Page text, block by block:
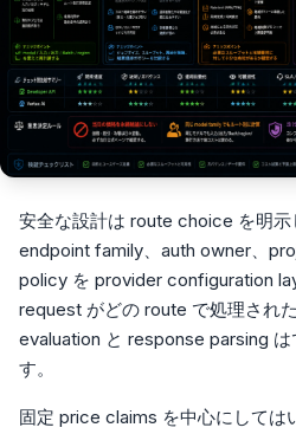
安全な設計は route choice を明示
endpoint family、auth owner、
policy を provider configuration
request がどの route で処理され
evaluation と response parsing は
す。
固定 price claims を中心にしては